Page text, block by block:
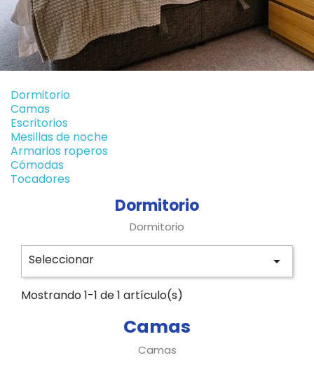
Dormitorio
Camas
Escritorios
Mesillas de noche
Armarios roperos
Cómodas
Tocadores
Dormitorio
Dormitorio
Seleccionar 
Mostrando 1-1 de 1 artículo(s)
Camas
Camas